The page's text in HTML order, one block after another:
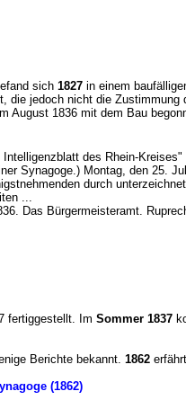
sich 1827 in einem
die jedoch nicht die
August 1836 mit dem Bau
des Rhein-
Synagoge.) Montag, den 25.
durch
...
Das Bürgermeisteramt.
fertiggestellt. Im Sommer 1837
Berichte bekannt. 1862
(1862)